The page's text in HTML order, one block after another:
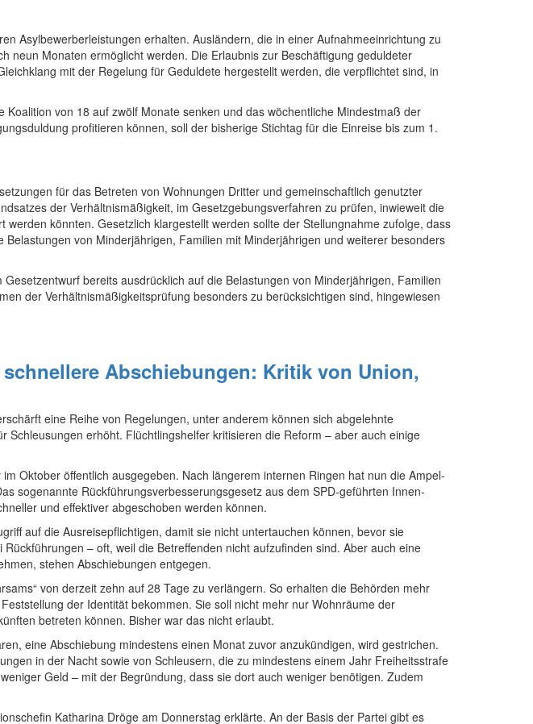
Asylbewerberleistungen erhalten. Ausländern, die in einer Aufnahmeeinrichtung zu
neun Monaten ermöglicht werden. Die Erlaubnis zur Beschäftigung geduldeter
mit der Regelung für Geduldete hergestellt werden, die verpflichtet sind, in
von 18 auf zwölf Monate senken und das wöchentliche Mindestmaß der
profitieren können, soll der bisherige Stichtag für die Einreise bis zum 1.
für das Betreten von Wohnungen Dritter und gemeinschaftlich genutzter
der Verhältnismäßigkeit, im Gesetzgebungsverfahren zu prüfen, inwieweit die
könnten. Gesetzlich klargestellt werden sollte der Stellungnahme zufolge, dass
von Minderjährigen, Familien mit Minderjährigen und weiterer besonders
bereits ausdrücklich auf die Belastungen von Minderjährigen, Familien
der Verhältnismäßigkeitsprüfung besonders zu berücksichtigen sind, hingewiesen
schnellere Abschiebungen: Kritik von Union,
eine Reihe von Regelungen, unter anderem können sich abgelehnte
erhöht. Flüchtlings­helfer kritisieren die Reform – aber auch einige
Oktober öffentlich ausgegeben. Nach längerem internen Ringen hat nun die Ampel­
sogenannte Rückführungs­verbesserungs­gesetz aus dem SPD-geführten Innen­
und effektiver abgeschoben werden können.
auf die Ausreise­pflichtigen, damit sie nicht untertauchen können, bevor sie
– oft, weil die Betreffenden nicht aufzufinden sind. Aber auch eine
stehen Abschiebungen entgegen.
von derzeit zehn auf 28 Tage zu verlängern. So erhalten die Behörden mehr
der Identität bekommen. Sie soll nicht mehr nur Wohnräume der
betreten können. Bisher war das nicht erlaubt.
eine Abschiebung mindestens einen Monat zuvor anzukündigen, wird gestrichen.
in der Nacht sowie von Schleusern, die zu mindestens einem Jahr Freiheits­strafe
Geld – mit der Begründung, dass sie dort auch weniger benötigen. Zudem
Katharina Dröge am Donnerstag erklärte. An der Basis der Partei gibt es